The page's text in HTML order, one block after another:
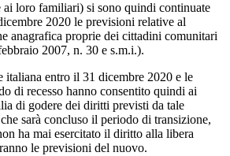
loro familiari) si sono quindi continuate
2020 le previsioni relative al
anagrafica proprie dei cittadini comunitari
2007, n. 30 e s.m.i.).
italiana entro il 31 dicembre 2020 e le
di recesso hanno consentito quindi ai
di godere dei diritti previsti da tale
sarà concluso il periodo di transizione,
ha mai esercitato il diritto alla libera
le previsioni del nuovo.